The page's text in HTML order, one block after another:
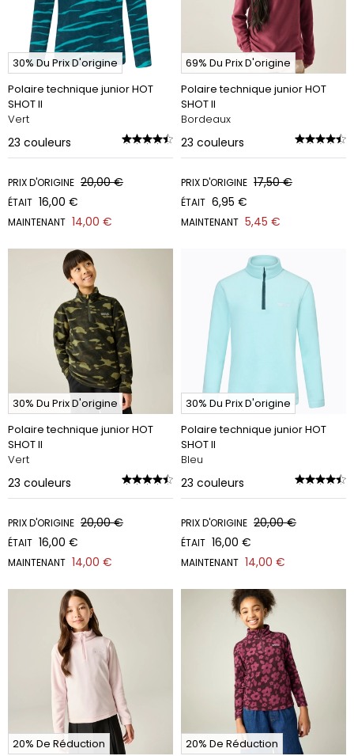
30% Du Prix D'origine
Polaire technique junior HOT
SHOT II
Vert
23 couleurs
PRIX D'ORIGINE 20,00 €
ÉTAIT 16,00 €
MAINTENANT 14,00 €
69% Du Prix D'origine
Polaire technique junior HOT
SHOT II
Bordeaux
23 couleurs
PRIX D'ORIGINE 17,50 €
ÉTAIT 6,95 €
MAINTENANT 5,45 €
30% Du Prix D'origine
Polaire technique junior HOT
SHOT II
Vert
23 couleurs
PRIX D'ORIGINE 20,00 €
ÉTAIT 16,00 €
MAINTENANT 14,00 €
30% Du Prix D'origine
Polaire technique junior HOT
SHOT II
Bleu
23 couleurs
PRIX D'ORIGINE 20,00 €
ÉTAIT 16,00 €
MAINTENANT 14,00 €
20% De Réduction
20% De Réduction